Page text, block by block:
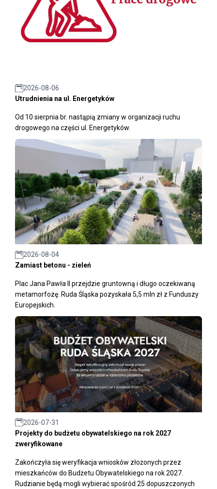
2026-08-06
Utrudnienia na ul. Energetyków
Od 10 sierpnia br. nastąpią zmiany w organizacji ruchu
drogowego na części ul. Energetyków.
2026-08-04
Zamiast betonu - zieleń
Plac Jana Pawła II przejdzie gruntowną i długo oczekiwaną
metamorfozę. Ruda Śląska pozyskała 5,5 mln zł z Funduszy
Europejskich.
2026-07-31
Projekty do budżetu obywatelskiego na rok 2027
zweryfikowane
Zakończyła się weryfikacja wniosków złożonych przez
mieszkańców do Budżetu Obywatelskiego na rok 2027.
Rudzianie będą mogli wybierać spośród 25 dopuszczonych